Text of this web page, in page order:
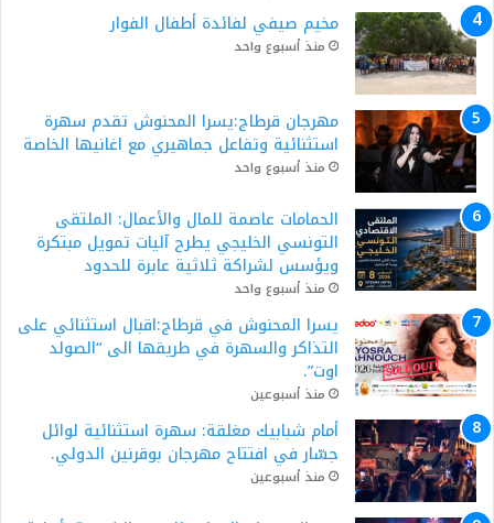
مخيم صيفي لفائدة أطفال الفوار
منذ أسبوع واحد
مهرجان قرطاج:يسرا المحنوش تقدم سهرة
استثنائية وتفاعل جماهيري مع اغانيها الخاصة
منذ أسبوع واحد
الحمامات عاصمة للمال والأعمال: الملتقى
التونسي الخليجي يطرح آليات تمويل مبتكرة
ويؤسس لشراكة ثلاثية عابرة للحدود
منذ أسبوع واحد
يسرا المحنوش في قرطاج:اقبال استثنائي على
التذاكر والسهرة في طريقها الى “الصولد
اوت”.
منذ أسبوعين
أمام شبابيك مغلقة: سهرة استثنائية لوائل
جسّار في افتتاح مهرجان بوقرنين الدولي.
منذ أسبوعين